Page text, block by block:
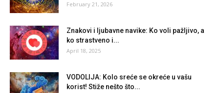
February 21, 2026
Znakovi i ljubavne navike: Ko voli pažljivo, a
ko strastveno i...
April 18, 2025
VODOLIJA: Kolo sreće se okreće u vašu
korist! Stiže nešto što...